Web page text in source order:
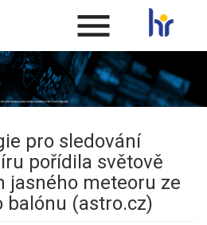
.
pro sledování
pořídila světově
jasného meteoru ze
(astro.cz)